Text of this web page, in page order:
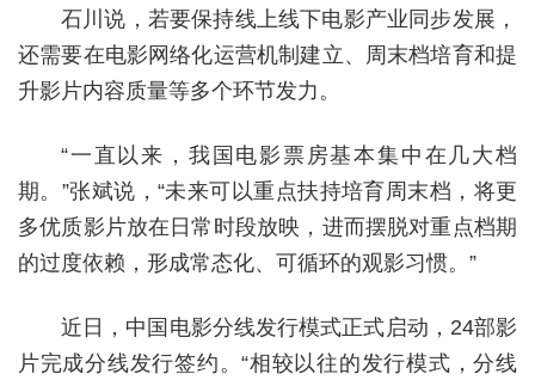
石川说，若要保持线上线下电影产业同步发展，
还需要在电影网络化运营机制建立、周末档培育和提
升影片内容质量等多个环节发力。
“一直以来，我国电影票房基本集中在几大档
期。”张斌说，“未来可以重点扶持培育周末档，将更
多优质影片放在日常时段放映，进而摆脱对重点档期
的过度依赖，形成常态化、可循环的观影习惯。”
近日，中国电影分线发行模式正式启动，24部影
片完成分线发行签约。“相较以往的发行模式，分线